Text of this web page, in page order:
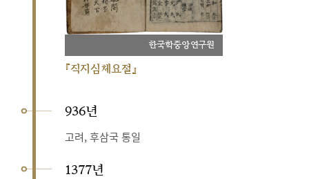
한국학중앙연구원
『직지심체요절』
936년
고려, 후삼국 통일
1377년